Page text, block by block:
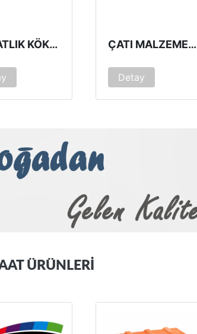
İNŞAATLIK KÖKNAR VE ÇAM KERESTE ÇATI MALZEMELERI
Detay
ÜRÜNLERI